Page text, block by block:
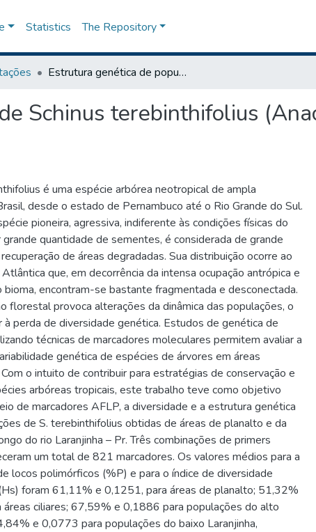
Statistics The Repository
Estrutura genética de populações de Schinus terebinthifolius (Anacardiaceae) ao logo da bacia do rio Laranjinha
Schinus terebinthifolius
é uma espécie arbórea neotropical de ampla
desde o estado de Pernambuco até o Rio Grande do Sul.
pioneira, agressiva, indiferente às condições físicas do
quantidade de sementes, é considerada de grande
de áreas degradadas. Sua distribuição ocorre ao
que, em decorrência da intensa ocupação antrópica e
bioma, encontram-se bastante fragmentada e desconectada.
florestal provoca alterações da dinâmica das populações, o
à perda de diversidade genética. Estudos de genética de
técnicas de marcadores moleculares permitem avaliar a
genética de espécies de árvores em áreas
o intuito de contribuir para estratégias de conservação e
arbóreas tropicais, este trabalho teve como objetivo
de marcadores AFLP, a diversidade e a estrutura genética
de S. terebinthifolius obtidas de áreas de planalto e da
do rio Laranjinha – Pr. Três combinações de primers
um total de 821 marcadores. Os valores médios para a
locos polimórficos (%P) e para o índice de diversidade
foram 61,11% e 0,1251, para áreas de planalto; 51,32%
ciliares; 67,59% e 0,1886 para populações do alto
e 0,0773 para populações do baixo Laranjinha,